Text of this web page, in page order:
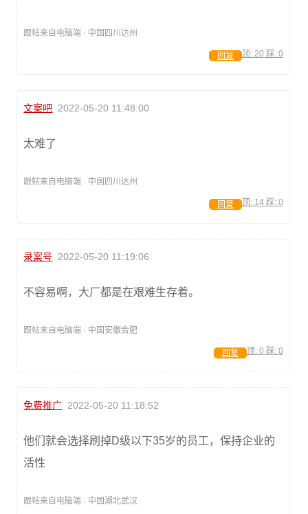
跟帖来自电脑端 · 中国四川达州
顶: 20 踩: 0
回复
文案吧 2022-05-20 11:48:00
太难了
跟帖来自电脑端 · 中国四川达州
顶: 14 踩: 0
回复
录案号 2022-05-20 11:19:06
不容易啊，大厂都是在艰难生存着。
跟帖来自电脑端 · 中国安徽合肥
顶: 0 踩: 0
回复
免费推广 2022-05-20 11:18:52
他们就会选择刷掉D级以下35岁的员工，保持企业的
活性
跟帖来自电脑端 · 中国湖北武汉